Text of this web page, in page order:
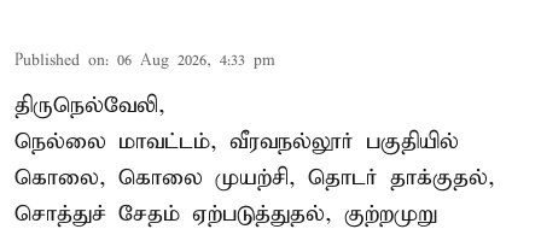
Published on: 06 Aug 2026, 4:33 pm
திருநெல்வேலி,
நெல்லை மாவட்டம், வீரவநல்லூர் பகுதியில்
கொலை, கொலை முயற்சி, தொடர் தாக்குதல்,
சொத்துச் சேதம் ஏற்படுத்துதல், குற்றமுறு